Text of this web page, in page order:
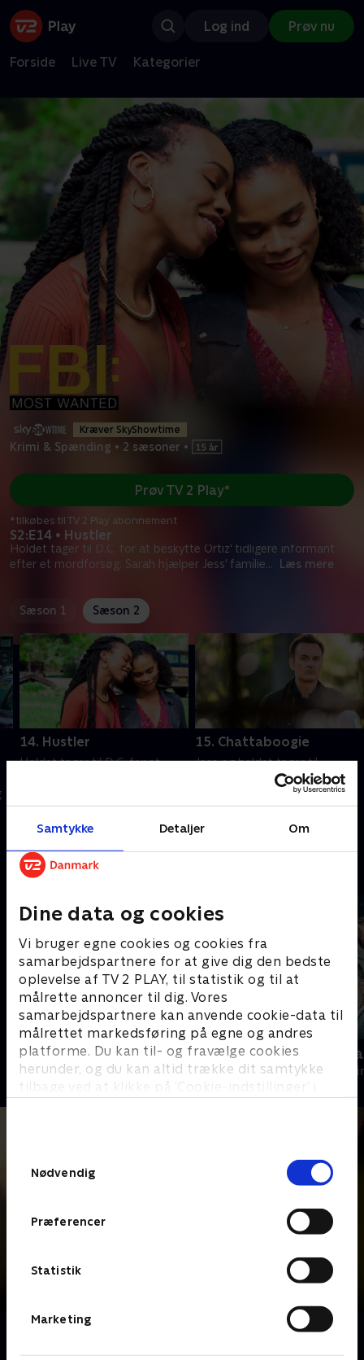
Samtykke Detaljer Om
Dine data og cookies
Vi bruger egne cookies og cookies fra
samarbejdspartnere for at give dig den bedste
oplevelse af TV 2 PLAY, til statistik og til at
målrette annoncer til dig. Vores
samarbejdspartnere kan anvende cookie-data til
målrettet markedsføring på egne og andres
platforme. Du kan til- og fravælge cookies
herunder, og du kan altid trække dit samtykke
tilbage ved at klikke på ’Cookie-indstillinger’ i
Nødvendig
Præferencer
Statistik
Marketing
Log ind Prøv nu
Forside Live TV Kategorier
Kræver SkyShowtime
Krimi & Spænding • 2 sæsoner •
S2:E14 • Hustler
Holdet tager til D.C. for at beskytte Ortiz' tidligere informant
efter et mordforsøg. Sarah hjælper Jess' familie... Læs mere
Prøv TV 2 Play*
*tilkøbes til TV 2 Play abonnement
Sæson 1 Sæson 2
14. Hustler
Holdet tager til D.C. for at
Sarah hjælper Jess' familie med
at gøre klar til Byron og Maries
15. oktober 2025 • 38 min
15. Chattaboogie
Jess og holdet tager til
Tennessee for at finde en
undercover DEA-agent, der
tilsyneladende er blevet
korrupt. Sarah overvejer, om
15. oktober 2025 • 40 min
Andre så også
Farligt krydstogt
Krimi & Spænding • 3 sæsoner
Reindeer
Krimi &